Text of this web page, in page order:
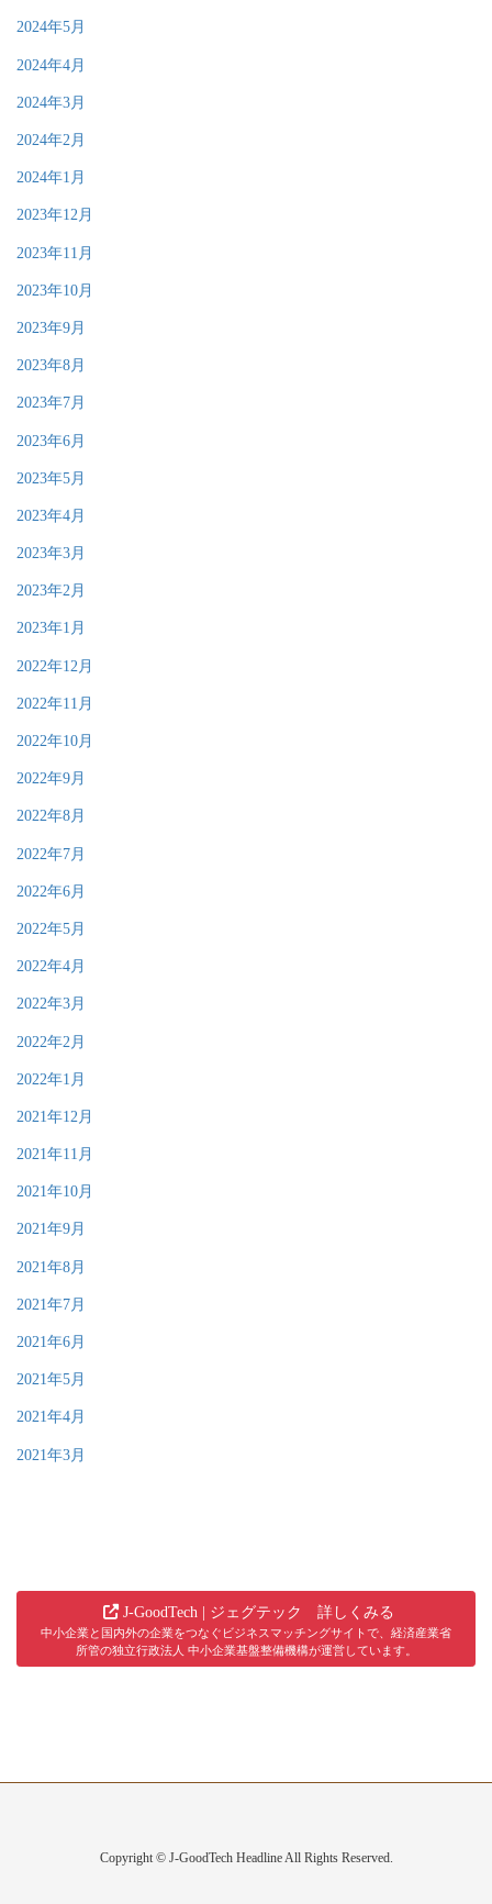
2024年5月
2024年4月
2024年3月
2024年2月
2024年1月
2023年12月
2023年11月
2023年10月
2023年9月
2023年8月
2023年7月
2023年6月
2023年5月
2023年4月
2023年3月
2023年2月
2023年1月
2022年12月
2022年11月
2022年10月
2022年9月
2022年8月
2022年7月
2022年6月
2022年5月
2022年4月
2022年3月
2022年2月
2022年1月
2021年12月
2021年11月
2021年10月
2021年9月
2021年8月
2021年7月
2021年6月
2021年5月
2021年4月
2021年3月
J-GoodTech | ジェグテック 詳しくみる
中小企業と国内外の企業をつなぐビジネスマッチングサイトで、経済産業省
所管の独立行政法人 中小企業基盤整備機構が運営しています。
Copyright © J-GoodTech Headline All Rights Reserved.